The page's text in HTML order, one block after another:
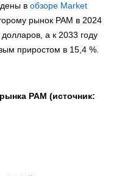
в обзоре Market
рынок PAM в 2024
а к 2033 году
приростом в 15,4 %.
PAM (источник: